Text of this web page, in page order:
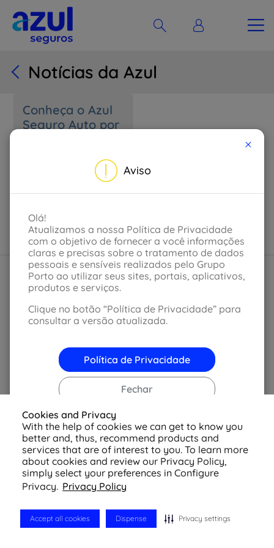
Cookies and Privacy
With the help of cookies we can get to know you
better and, thus, recommend products and
services that are of interest to you. To learn more
about cookies and review our Privacy Policy,
simply select your preferences in Configure
Privacy. Privacy Policy
Accept all cookies Dispense Privacy settings
Notícias da Azul
Conheça o Azul
Seguro Auto por
tamanho que
Política de Privacidade
Aviso
×
Olá!
Atualizamos a nossa Política de Privacidade
com o objetivo de fornecer a você informações
claras e precisas sobre o tratamento de dados
pessoais e sensíveis realizados pelo Grupo
Porto ao utilizar seus sites, portais, aplicativos,
produtos e serviços.
Clique no botão “Política de Privacidade” para
consultar a versão atualizada.
Política de Privacidade
Fechar